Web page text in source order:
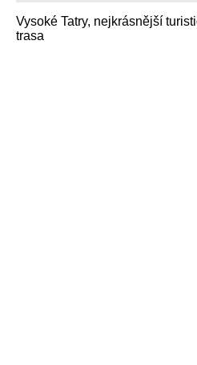
Vysoké Tatry, nejkrásnější
trasa